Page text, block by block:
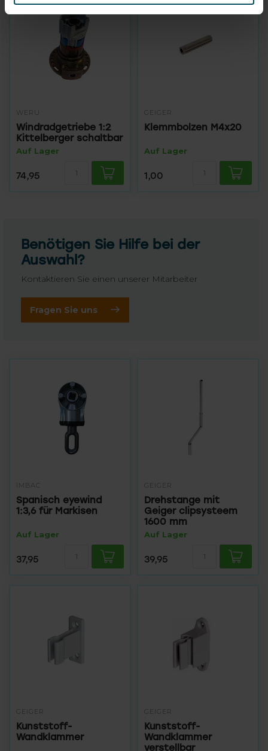
WERU
Windradgetriebe 1:2
Kittelberger schaltbar
Auf Lager
74,95
GEIGER
Klemmbolzen M4x20
Auf Lager
1,00
Benötigen Sie Hilfe bei der
Auswahl?
Kontaktieren Sie einen unserer Mitarbeiter
Fragen Sie uns
IMBAC
Spanisch eyewind
1:3,6 für Markisen
Auf Lager
37,95
GEIGER
Drehstange mit
Geiger clipsysteem
1600 mm
Auf Lager
39,95
GEIGER
Kunststoff-
Wandklammer
GEIGER
Kunststoff-
Wandklammer
verstellbar